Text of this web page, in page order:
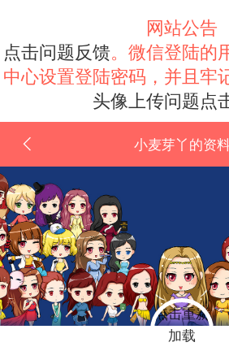
网站公告
点击问题反馈。微信登陆的
中心设置登陆密码，并且牢
头像上传问题点
小麦芽丫的资
点击重新
加载